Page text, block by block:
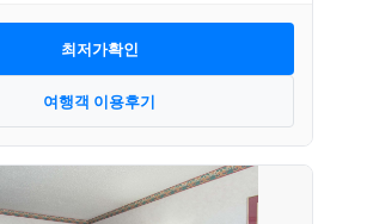
최저가확인
여행객 이용후기